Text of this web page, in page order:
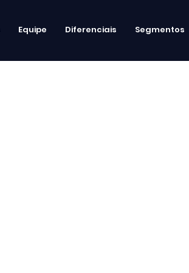
Equipe Diferenciais Segmentos